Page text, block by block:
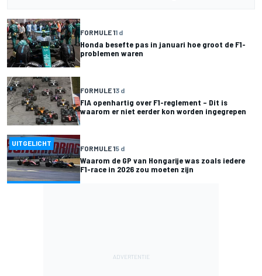
FORMULE 11 d
Honda besefte pas in januari hoe groot de F1-
problemen waren
FORMULE 13 d
FIA openhartig over F1-reglement – Dit is
waarom er niet eerder kon worden ingegrepen
UITGELICHT
FORMULE 15 d
Waarom de GP van Hongarije was zoals iedere
F1-race in 2026 zou moeten zijn